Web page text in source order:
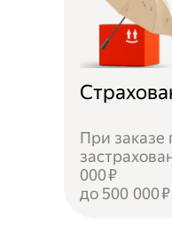
При заказе
000 ₽
до 500 000 ₽